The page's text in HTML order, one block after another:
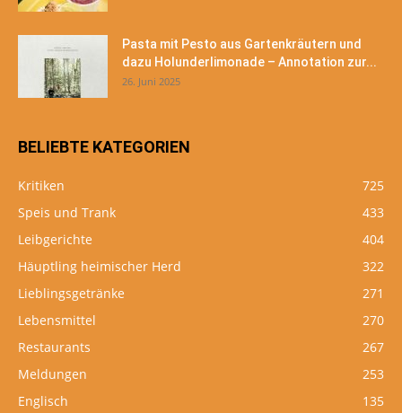
Pasta mit Pesto aus Gartenkräutern und
dazu Holunderlimonade – Annotation zur...
26. Juni 2025
BELIEBTE KATEGORIEN
Kritiken
725
Speis und Trank
433
Leibgerichte
404
Häuptling heimischer Herd
322
Lieblingsgetränke
271
Lebensmittel
270
Restaurants
267
Meldungen
253
Englisch
135